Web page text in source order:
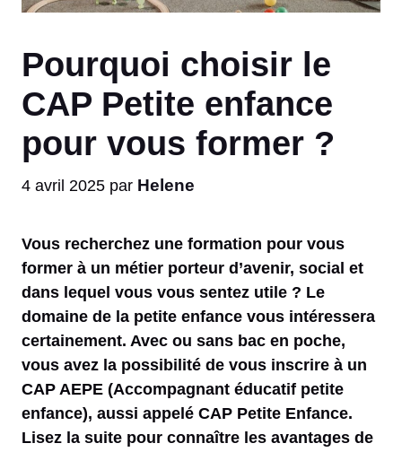
Pourquoi choisir le
CAP Petite enfance
pour vous former ?
4 avril 2025 par Helene
Vous recherchez une formation pour vous
former à un métier porteur d’avenir, social et
dans lequel vous vous sentez utile ? Le
domaine de la petite enfance vous intéressera
certainement. Avec ou sans bac en poche,
vous avez la possibilité de vous inscrire à un
CAP AEPE (Accompagnant éducatif petite
enfance), aussi appelé CAP Petite Enfance.
Lisez la suite pour connaître les avantages de